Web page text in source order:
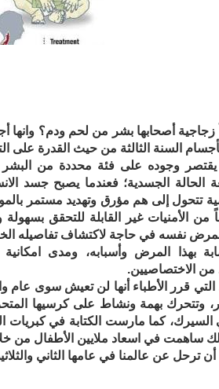
أصحابها بشر من لحم ودم؟ وانها
السنة الثالثة من حيث القدرة على
وجوده على فئة محددة من
الحالة الجسدية؛ فعندما يصبح جسد
تتحول إلى هم مؤرق وتهديد مستمر
من الأمنيات غير القابلة للتحقق
المرض نفسه في حاجة لاكتشاف تفاصيله
بهذا المرض وأسبابه، ومدى امكانية
من الاختصاصيين.
التي قرر الأطباء أنها لن تعيش سوى عام
وتتحرك بهمة ونشاط على كرسيها
السيرك، كما مارست الكتابة في
ساهمت في اسعاد ملايين الأطفال من
عن عالمنا في عامها الثاني